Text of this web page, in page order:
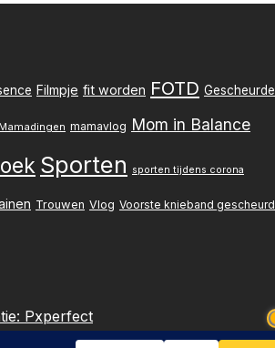
Filmpje fit worden FOTD Gescheurde
Mamadingen mamavlog Mom in Balance
Sporten sporten tijdens corona
Trouwen Vlog Voorste knieband gescheurd
Pxperfect